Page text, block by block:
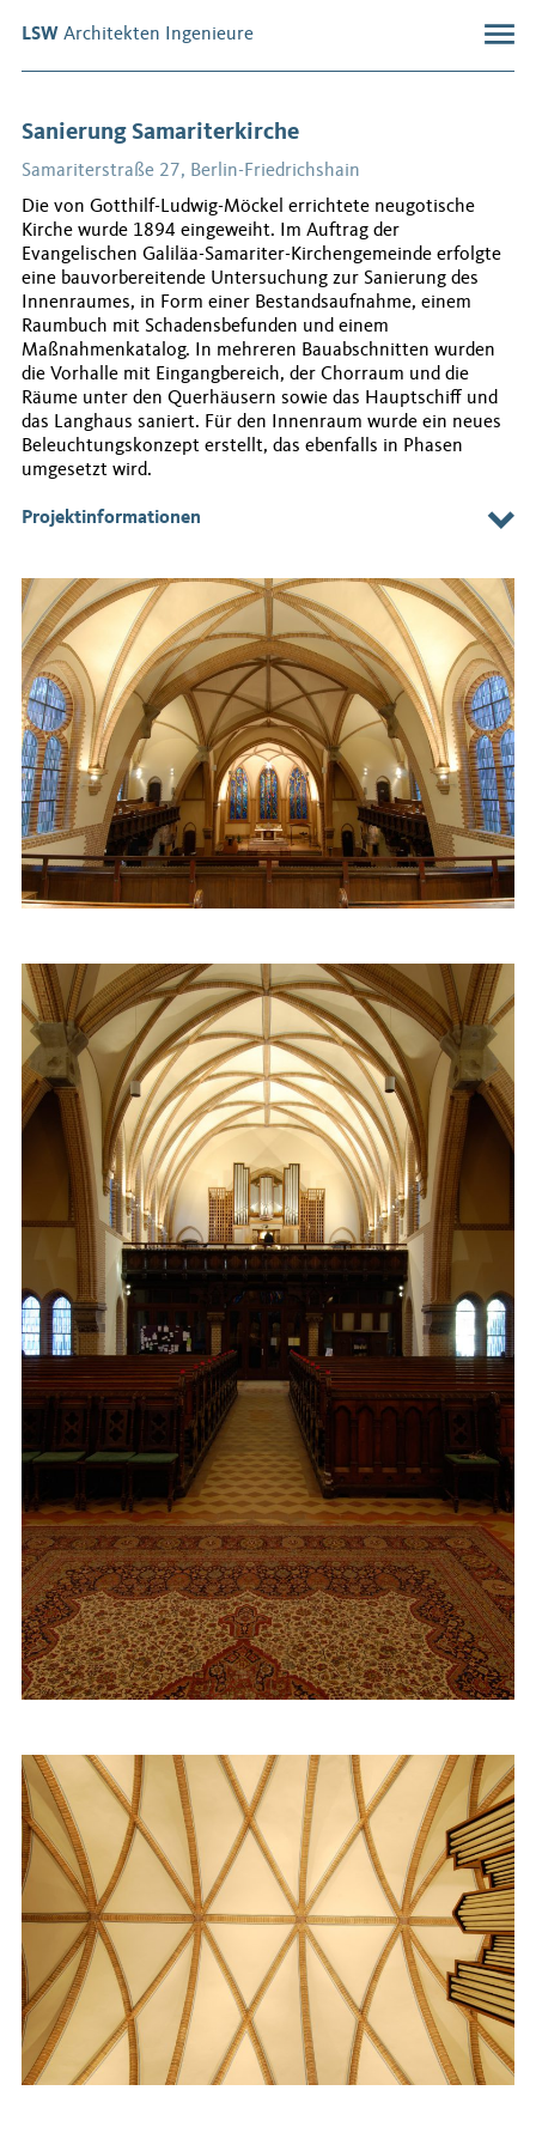
LSW Architekten Ingenieure
Geschäftsführung
Team
Stellenangebote
Leistungen
Architektur
Bestandsaufnahme
Machbarkeitsstudien
Bauen im Bestand
Denkmalpflege
Brandschutz
Bauleitung
Projekte
Denkmalobjekte
Öffentliche Bauten
Kultur- und Bildungsbauten
Wohnungsbauten
Büro- und Geschäftshäuser
Brandschutzprojekte
Kontakt
Sanierung Samariterkirche
Samariterstraße 27, Berlin-Friedrichshain
Die von Gotthilf-Ludwig-Möckel errichtete neugotische
Kirche wurde 1894 eingeweiht. Im Auftrag der
Evangelischen Galiläa-Samariter-Kirchengemeinde erfolgte
eine bauvorbereitende Untersuchung zur Sanierung des
Innenraumes, in Form einer Bestandsaufnahme, einem
Raumbuch mit Schadensbefunden und einem
Maßnahmenkatalog. In mehreren Bauabschnitten wurden
die Vorhalle mit Eingangbereich, der Chorraum und die
Räume unter den Querhäusern sowie das Hauptschiff und
das Langhaus saniert. Für den Innenraum wurde ein neues
Beleuchtungskonzept erstellt, das ebenfalls in Phasen
umgesetzt wird.
Projektinformationen